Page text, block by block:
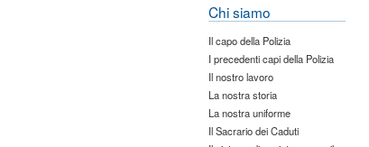
Chi siamo
Il capo della Polizia
I precedenti capi della Polizia
Il nostro lavoro
La nostra storia
La nostra uniforme
Il Sacrario dei Caduti